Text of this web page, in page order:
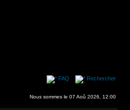
FAQ Rechercher
Nous sommes le 07 Aoû 2026, 12:00